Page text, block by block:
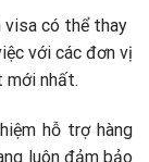
visa có thể thay
với các đơn vị
mới nhất.
hỗ trợ hàng
luôn đảm bảo